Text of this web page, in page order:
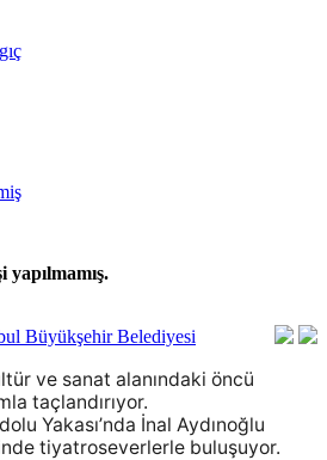
Büyükşehir Belediyesi
ve sanat alanındaki öncü
taçlandırıyor.
Yakası’nda İnal Aydınoğlu
tiyatroseverlerle buluşuyor.